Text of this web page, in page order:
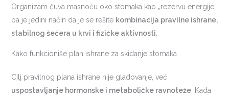
Organizam čuva masnoću oko stomaka kao „rezervu energije“,
pa je jedini način da je se rešite kombinacija pravilne ishrane,
stabilnog šećera u krvi i fizičke aktivnosti.
Kako funkcioniše plan ishrane za skidanje stomaka
Cilj pravilnog plana ishrane nije gladovanje, već
uspostavljanje hormonske i metaboličke ravnoteže. Kada